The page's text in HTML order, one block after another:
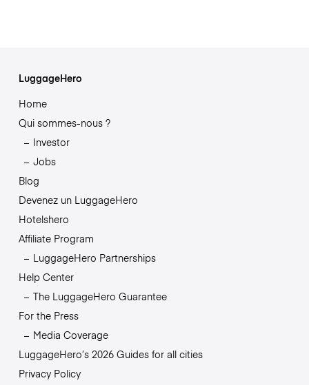
LuggageHero
Home
Qui sommes-nous ?
Investor
Jobs
Blog
Devenez un LuggageHero
Hotelshero
Affiliate Program
LuggageHero Partnerships
Help Center
The LuggageHero Guarantee
For the Press
Media Coverage
LuggageHero’s 2026 Guides for all cities
Privacy Policy